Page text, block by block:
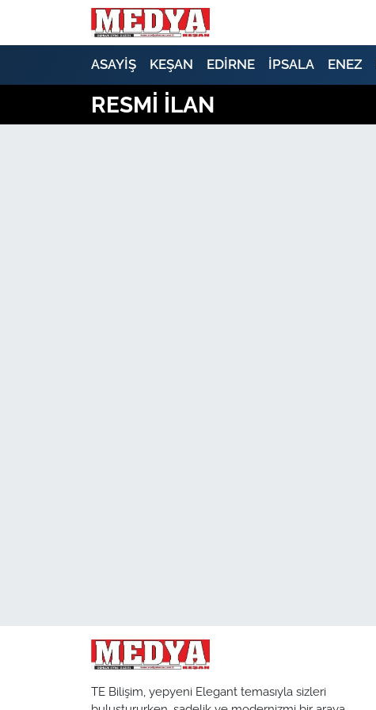
ASAYİŞ KEŞAN EDİRNE İPSALA ENEZ
RESMİ İLAN
TE Bilişim, yepyeni Elegant temasıyla sizleri
E-GAZETE
KIRKLARELİ
ÇANAKKALE